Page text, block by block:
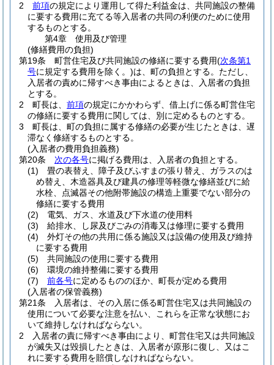
2
前項の規定により運用して得た利益金は、共同施設の整備
に要する費用に充てる等入居者の共同の利便のために使用
するものとする。
第4章
使用及び管理
(修繕費用の負担)
第19条
町営住宅及び共同施設の修繕に要する費用(次条第1
号に規定する費用を除く。)は、町の負担とする。 ただし、
入居者の責めに帰すべき事由によるときは、入居者の負担
とする。
2
町長は、 前項の規定にかかわらず、借上げに係る町営住宅
の修繕に要する費用に関しては、別に定めるものとする。
3
町長は、町の負担に属する修繕の必要が生じたときは、遅
滞なく修繕するものとする。
(入居者の費用負担義務)
第20条
次の各号に掲げる費用は、入居者の負担とする。
(1)
畳の表替え、障子及びふすまの張り替え、ガラスのは
め替え、木造器具及び建具の修理等軽微な修繕並びに給
水栓、点滅器その他附帯施設の構造上重要でない部分の
修繕に要する費用
(2)
電気、ガス、水道及び下水道の使用料
(3)
給排水、し尿及びごみの消毒又は修理に要する費用
(4)
外灯その他の共用に係る施設又は設備の使用及び維持
に要する費用
(5)
共同施設の使用に要する費用
(6)
環境の維持整備に要する費用
(7)
前各号に定めるもののほか、町長が定める費用
(入居者の保管義務)
第21条
入居者は、その入居に係る町営住宅又は共同施設の
使用について必要な注意を払い、これらを正常な状態にお
いて維持しなければならない。
2
入居者の責に帰すべき事由により、町営住宅又は共同施設
が滅失又は毀損したときは、入居者が原形に復し、又はこ
れに要する費用を賠償しなければならない。